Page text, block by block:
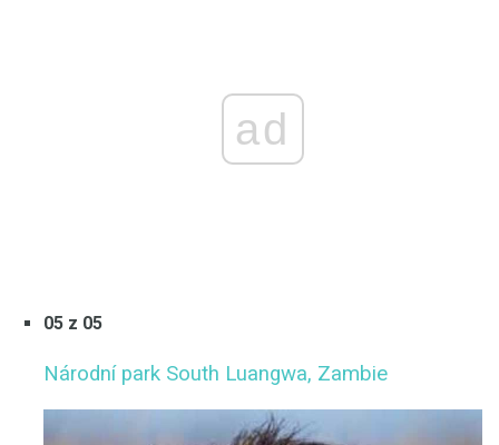
ad
05 z 05
Národní park South Luangwa, Zambie